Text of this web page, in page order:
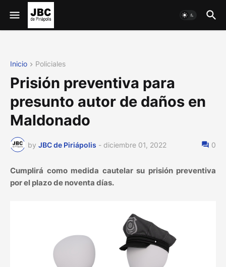
Inicio Policiales
Prisión preventiva para
presunto autor de daños en
Maldonado
by JBC de Piriápolis - diciembre 01, 2022 0
Cumplirá como medida cautelar su prisión preventiva
por el plazo de noventa días.